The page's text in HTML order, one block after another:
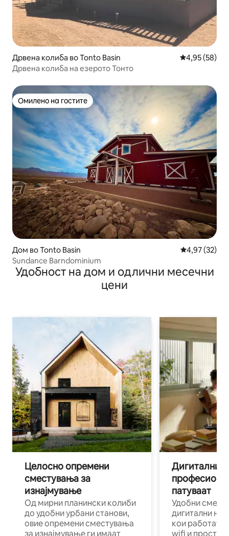
Дрвена колиба во Tonto Basin Просечна
4,95 (58)
Дрвена колиба на езерото Тонто
Омилено на гостите
Омилено на гостите
Дом во Tonto Basin Просечна
4,97 (32)
Sundance Barndominium
Удобност на дом и одлични месечни
цени
Целосно опремени
сместувања за
изнајмување
Од мирни планински колиби
до удобни урбани станови,
овие опремени сместувања
за изнајмување ги имаат
Дигитални
патуваат
Удобни
дигитални
кои работат
wifi и